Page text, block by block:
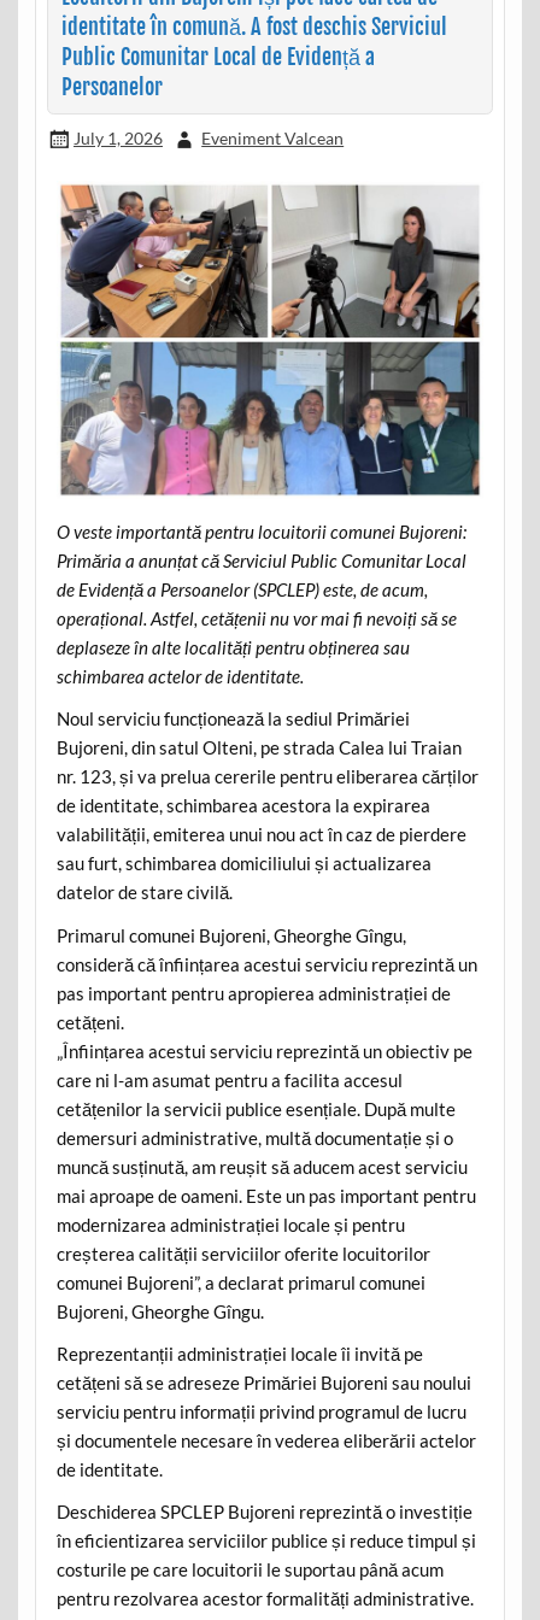
identitate în comună. A fost deschis Serviciul
Public Comunitar Local de Evidență a
Persoanelor
July 1, 2026 Eveniment Valcean
O veste importantă pentru locuitorii comunei Bujoreni:
Primăria a anunțat că Serviciul Public Comunitar Local
de Evidență a Persoanelor (SPCLEP) este, de acum,
operațional. Astfel, cetățenii nu vor mai fi nevoiți să se
deplaseze în alte localități pentru obținerea sau
schimbarea actelor de identitate.
Noul serviciu funcționează la sediul Primăriei
Bujoreni, din satul Olteni, pe strada Calea lui Traian
nr. 123, și va prelua cererile pentru eliberarea cărților
de identitate, schimbarea acestora la expirarea
valabilității, emiterea unui nou act în caz de pierdere
sau furt, schimbarea domiciliului și actualizarea
datelor de stare civilă.
Primarul comunei Bujoreni, Gheorghe Gîngu,
consideră că înființarea acestui serviciu reprezintă un
pas important pentru apropierea administrației de
cetățeni.
„Înființarea acestui serviciu reprezintă un obiectiv pe
care ni l-am asumat pentru a facilita accesul
cetățenilor la servicii publice esențiale. După multe
demersuri administrative, multă documentație și o
muncă susținută, am reușit să aducem acest serviciu
mai aproape de oameni. Este un pas important pentru
modernizarea administrației locale și pentru
creșterea calității serviciilor oferite locuitorilor
comunei Bujoreni”, a declarat primarul comunei
Bujoreni, Gheorghe Gîngu.
Reprezentanții administrației locale îi invită pe
cetățeni să se adreseze Primăriei Bujoreni sau noului
serviciu pentru informații privind programul de lucru
și documentele necesare în vederea eliberării actelor
de identitate.
Deschiderea SPCLEP Bujoreni reprezintă o investiție
în eficientizarea serviciilor publice și reduce timpul și
costurile pe care locuitorii le suportau până acum
pentru rezolvarea acestor formalități administrative.